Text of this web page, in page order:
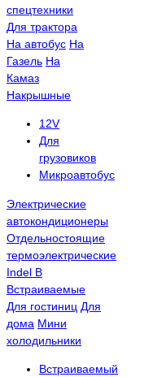
спецтехники
Для трактора
На автобус На
Газель На
Камаз
Накрышные
12V
Для
грузовиков
Микроавтобус
Электрические
автокондиционеры
Отдельностоящие
термоэлектрические
Indel B
Встраиваемые
Для гостиниц Для
дома Мини
холодильники
Встраиваемый